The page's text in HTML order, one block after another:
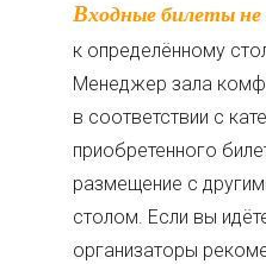
Входные билеты не привязаны
к определённому
Менеджер зала
в соответствии с
приобретенного
размещение с
столом. Если вы
организаторы